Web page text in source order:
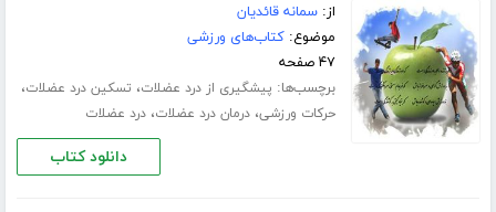
از:سمانه قائدیان
موضوع:کتاب‌های ورزشی
۴۷ صفحه
برچسب‌ها: پیشگیری از درد عضلات، تسکین درد عضلات،
حرکات ورزشی،درمان درد عضلات،درد عضلات
دانلود کتاب